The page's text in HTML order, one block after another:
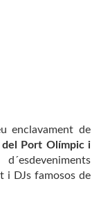
enclavament de
Port Olímpic i
d´esdeveniments
i DJs famosos de